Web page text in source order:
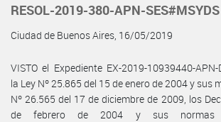
RESOL-2019-380-APN-SES#MSYDS
Ciudad de Buenos Aires, 16/05/2019
VISTO el Expediente EX-2019-10939440-APN-
la Ley Nº 25.865 del 15 de enero de 2004 y sus
Nº 26.565 del 17 de diciembre de 2009, los
de febrero de 2004 y sus normas